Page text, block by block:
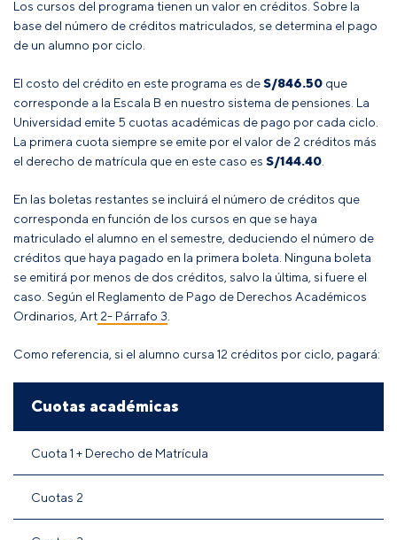
Los cursos del programa tienen un valor en créditos. Sobre la
base del número de créditos matriculados, se determina el pago
de un alumno por ciclo.
El costo del crédito en este programa es deS/846.50 que
corresponde a la Escala B en nuestro sistema de pensiones. La
Universidad emite 5 cuotas académicas de pago por cada ciclo.
La primera cuota siempre se emite por el valor de 2 créditos más
el derecho de matrícula que en este caso es S/144.40
En las boletas restantes se incluirá el número de créditos que
corresponda en función de los cursos en que se haya
matriculado el alumno en el semestre, deduciendo el número de
créditos que haya pagado en la primera boleta . Ninguna boleta
se emitirá por menos de dos créditos, salvo la última, si fuere el
caso Según el Reglamento de Pago de Derechos Académicos
Ordinarios, Art 2- Párrafo 3
Como referencia, si el alumno cursa 12 créditos por ciclo, pagará:
Cuotas académicas
Cuota 1 + Derecho de Matrícula
Cuotas 2